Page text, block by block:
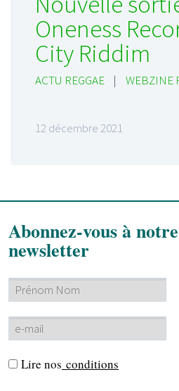
Oneness
City Riddim
ACTU REGGAE | WEBZINE
12 décembre 2021
Abonnez-vous à notre
newsletter
Lire nos conditions